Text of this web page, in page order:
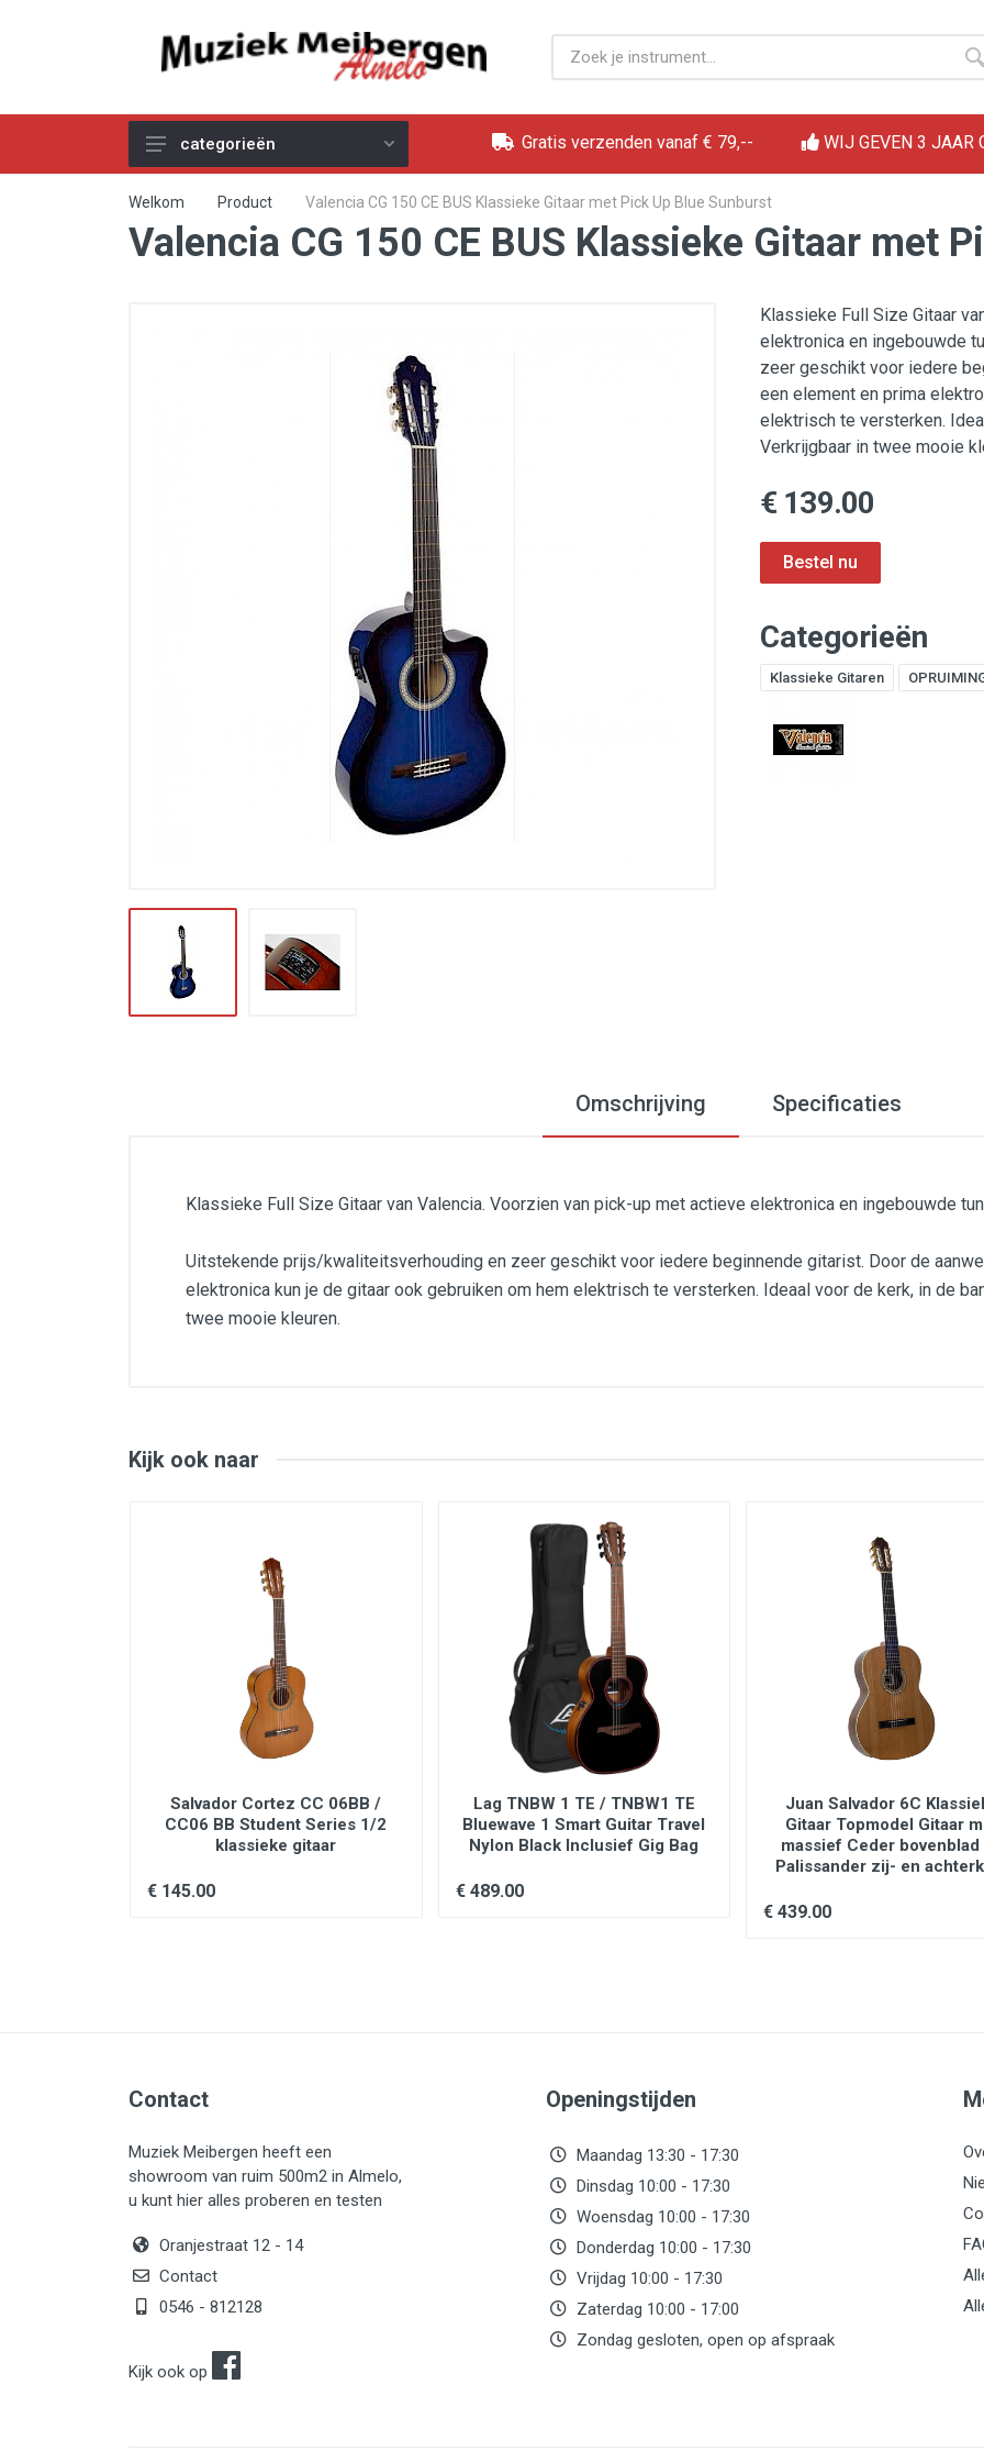
Akoestische Gitaren
Elektrische & Basgitaren
categorieën Gratis verzenden vanaf € 79,-- WIJ GEVEN 3 JAAR
Welkom Product Valencia CG 150 CE BUS Klassieke Gitaar met Pick Up Blue Sunburst
Valencia CG 150 CE BUS Klassieke Gitaar met
Klassieke Full Size Gitaar
elektronica en ingebouwde
zeer geschikt voor iedere
een element en prima
elektrisch te versterken.
Verkrijgbaar in twee mooie
€ 139.00
Categorieën
Klassieke Gitaren
Omschrijving Specificaties
Klassieke Full Size Gitaar van Valencia. Voorzien van pick-up met actieve elektronica en ingebouwde
Uitstekende prijs/kwaliteitsverhouding en zeer geschikt voor iedere beginnende gitarist. Door de
elektronica kun je de gitaar ook gebruiken om hem elektrisch te versterken. Ideaal voor de kerk, in de
twee mooie kleuren.
Kijk ook naar
Salvador Cortez CC 06BB /
CC06 BB Student Series 1/2
klassieke gitaar
€ 145.00
Lag TNBW 1 TE / TNBW1 TE
Bluewave 1 Smart Guitar Travel
Nylon Black Inclusief Gig Bag
€ 489.00
Juan Salvador 6C
Gitaar Topmodel Gitaar
massief Ceder bovenblad
Palissander zij- en
€ 439.00
Contact
Muziek Meibergen heeft een
showroom van ruim 500m2 in Almelo,
u kunt hier alles proberen en testen
Oranjestraat 12 - 14
Contact
0546 - 812128
Kijk ook op
Openingstijden
Maandag 13:30 - 17:30
Dinsdag 10:00 - 17:30
Woensdag 10:00 - 17:30
Donderdag 10:00 - 17:30
Vrijdag 10:00 - 17:30
Zaterdag 10:00 - 17:00
Zondag gesloten, open op afspraak